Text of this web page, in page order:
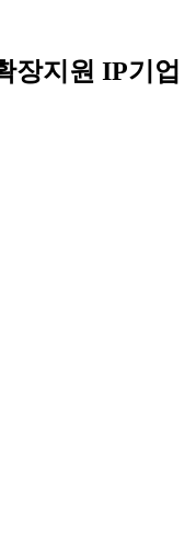
장지원 IP기업